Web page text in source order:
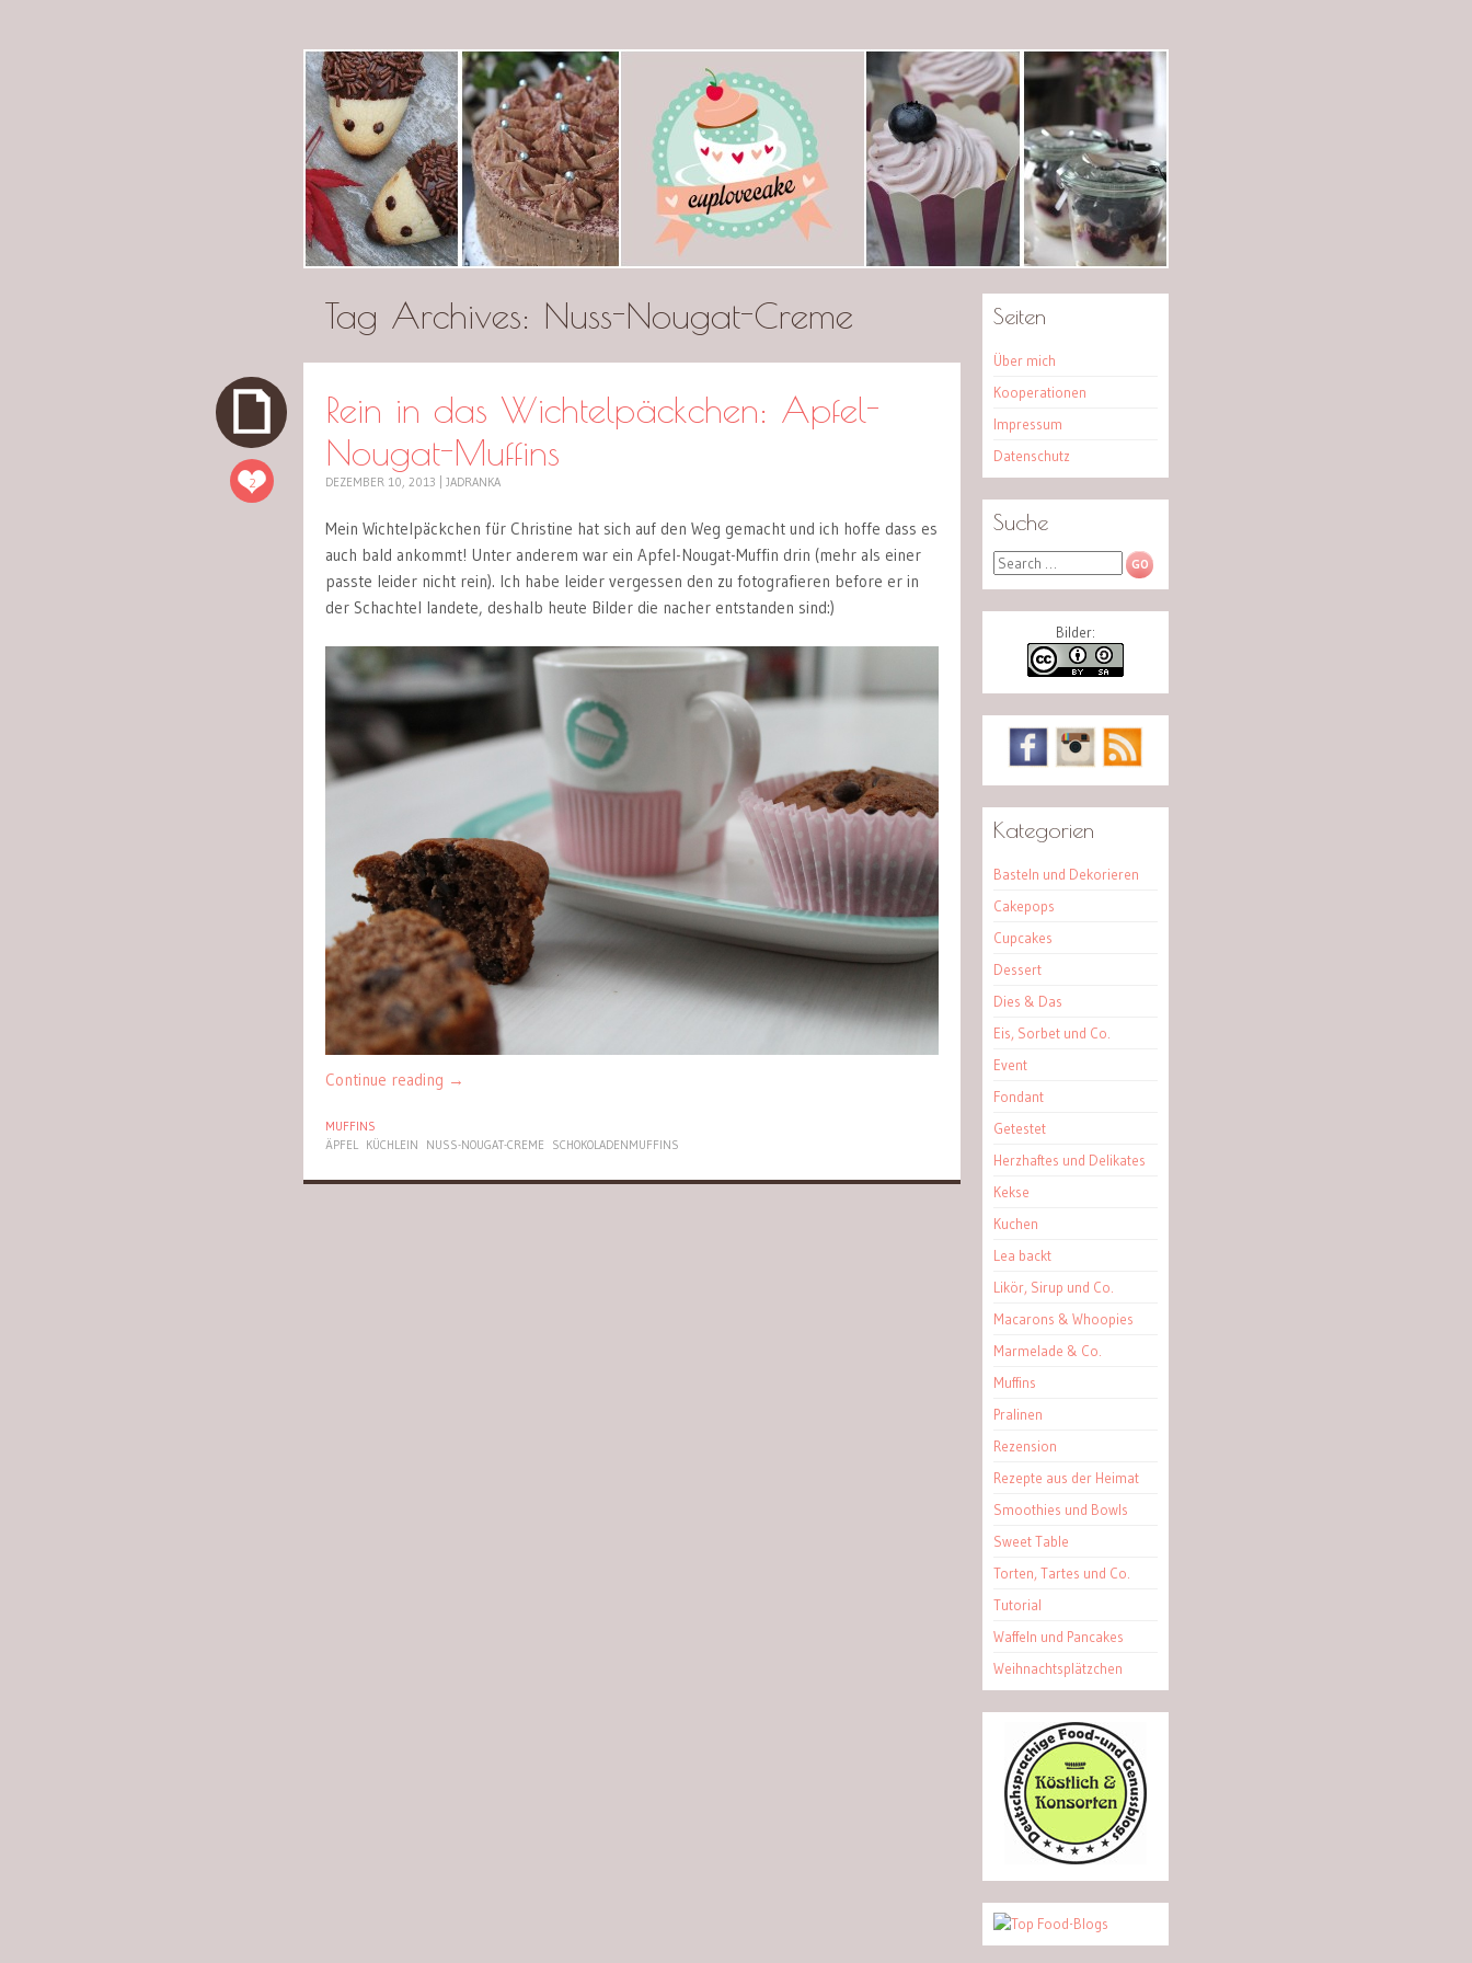
cuplovecake
Tag Archives: Nuss-Nougat-Creme
2
Rein in das Wichtelpäckchen: Apfel-
Nougat-Muffins
DEZEMBER 10, 2013 JADRANKA
Mein Wichtelpäckchen für Christine hat sich auf den Weg gemacht und ich hoffe dass es
auch bald ankommt! Unter anderem war ein Apfel-Nougat-Muffin drin (mehr als einer
passte leider nicht rein). Ich habe leider vergessen den zu fotografieren before er in
der Schachtel landete, deshalb heute Bilder die nacher entstanden sind:)
Continue reading →
MUFFINS
ÄPFEL KÜCHLEIN NUSS-NOUGAT-CREME SCHOKOLADENMUFFINS
Seiten
Über mich
Kooperationen
Impressum
Datenschutz
Suche
Search
Bilder:
Kategorien
Basteln und Dekorieren
Cakepops
Cupcakes
Dessert
Dies & Das
Eis, Sorbet und Co.
Event
Fondant
Getestet
Herzhaftes und Delikates
Kekse
Kuchen
Lea backt
Likör, Sirup und Co.
Macarons & Whoopies
Marmelade & Co.
Muffins
Pralinen
Rezension
Rezepte aus der Heimat
Smoothies und Bowls
Sweet Table
Torten, Tartes und Co.
Tutorial
Waffeln und Pancakes
Weihnachtsplätzchen